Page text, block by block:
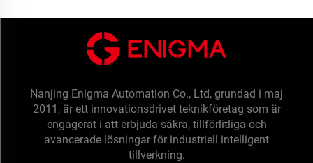
Nanjing Enigma Automation Co., Ltd, grundad i maj
2011, är ett innovationsdrivet teknikföretag som är
engagerat i att erbjuda säkra, tillförlitliga och
avancerade lösningar för industriell intelligent
tillverkning.